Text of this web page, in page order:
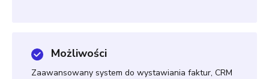
Możliwości
Zaawansowany system do wystawiania faktur, CRM